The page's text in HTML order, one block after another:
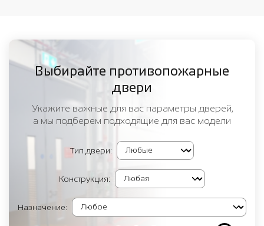
Выбирайте противопожарные
двери
Укажите важные для вас параметры дверей,
а мы подберем подходящие для вас модели
Тип двери:
Конструкция:
Назначение: